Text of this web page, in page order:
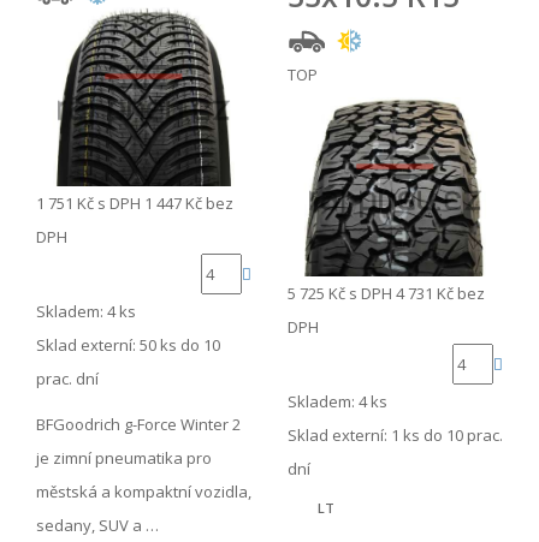
1 751 Kč s DPH 1 447 Kč bez
DPH
Skladem: 4 ks
Sklad externí: 50 ks do 10
prac. dní
BFGoodrich g-Force Winter 2
je zimní pneumatika pro
městská a kompaktní vozidla,
sedany, SUV a …
TOP
5 725 Kč s DPH 4 731 Kč bez
DPH
Skladem: 4 ks
Sklad externí: 1 ks do 10 prac.
dní
LT